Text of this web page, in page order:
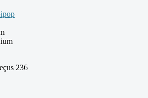
236